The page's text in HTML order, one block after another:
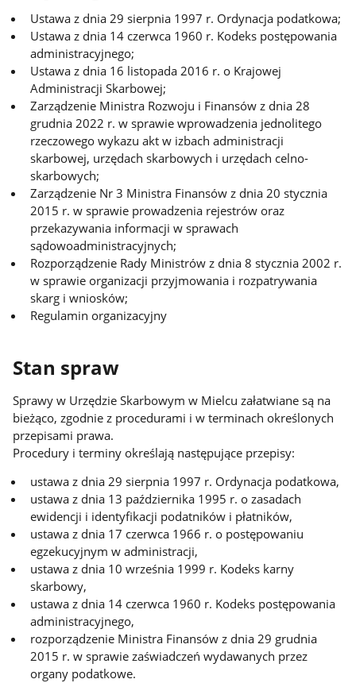
Ustawa z dnia 29 sierpnia 1997 r. Ordynacja podatkowa;
Ustawa z dnia 14 czerwca 1960 r. Kodeks postępowania
administracyjnego;
Ustawa z dnia 16 listopada 2016 r. o Krajowej
Administracji Skarbowej;
Zarządzenie Ministra Rozwoju i Finansów z dnia 28
grudnia 2022 r. w sprawie wprowadzenia jednolitego
rzeczowego wykazu akt w izbach administracji
skarbowej, urzędach skarbowych i urzędach celno-
skarbowych;
Zarządzenie Nr 3 Ministra Finansów z dnia 20 stycznia
2015 r. w sprawie prowadzenia rejestrów oraz
przekazywania informacji w sprawach
sądowoadministracyjnych;
Rozporządzenie Rady Ministrów z dnia 8 stycznia 2002 r.
w sprawie organizacji przyjmowania i rozpatrywania
skarg i wniosków;
Regulamin organizacyjny
Stan spraw
Sprawy w Urzędzie Skarbowym w Mielcu załatwiane są na
bieżąco, zgodnie z procedurami i w terminach określonych
przepisami prawa.
Procedury i terminy określają następujące przepisy:
ustawa z dnia 29 sierpnia 1997 r. Ordynacja podatkowa,
ustawa z dnia 13 października 1995 r. o zasadach
ewidencji i identyfikacji podatników i płatników,
ustawa z dnia 17 czerwca 1966 r. o postępowaniu
egzekucyjnym w administracji,
ustawa z dnia 10 września 1999 r. Kodeks karny
skarbowy,
ustawa z dnia 14 czerwca 1960 r. Kodeks postępowania
administracyjnego,
rozporządzenie Ministra Finansów z dnia 29 grudnia
2015 r. w sprawie zaświadczeń wydawanych przez
organy podatkowe.